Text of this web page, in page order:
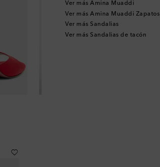
Ver más Amina Muaddi
Ver más Amina Muaddi Zapatos
Ver más Sandalias
Ver más Sandalias de tacón